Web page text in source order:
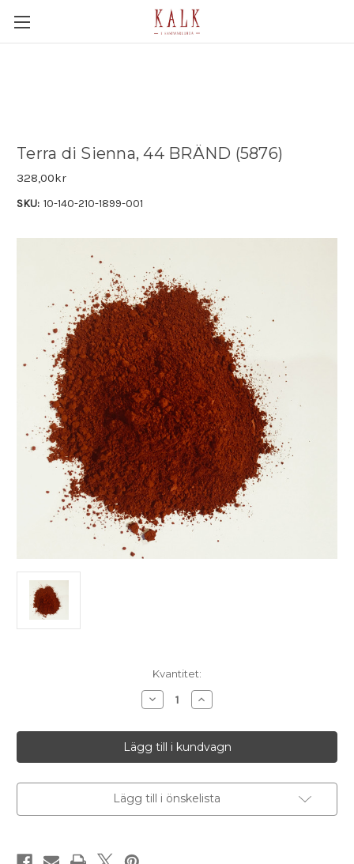
Terra di Sienna, 44 BRÄND (5876)
328,00kr
SKU: 10-140-210-1899-001
Kvantitet:
Minska
antalet
di
Sienna,
44
BRÄND
Öka
antalet
di
Sienna,
44
BRÄND
Lägg till i önskelista